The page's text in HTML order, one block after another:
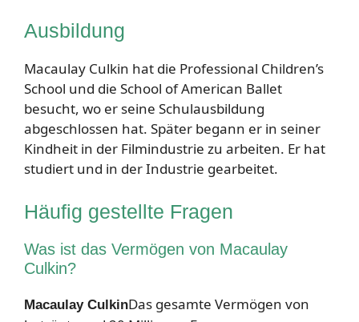
Ausbildung
Macaulay Culkin hat die Professional Children’s
School und die School of American Ballet
besucht, wo er seine Schulausbildung
abgeschlossen hat. Später begann er in seiner
Kindheit in der Filmindustrie zu arbeiten. Er hat
studiert und in der Industrie gearbeitet.
Häufig gestellte Fragen
Was ist das Vermögen von Macaulay
Culkin?
Macaulay CulkinDas gesamte Vermögen von